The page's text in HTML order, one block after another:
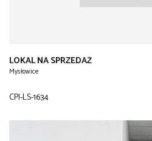
LOKAL NA SPRZEDAŻ
Mysłowice
CPI-LS-1634